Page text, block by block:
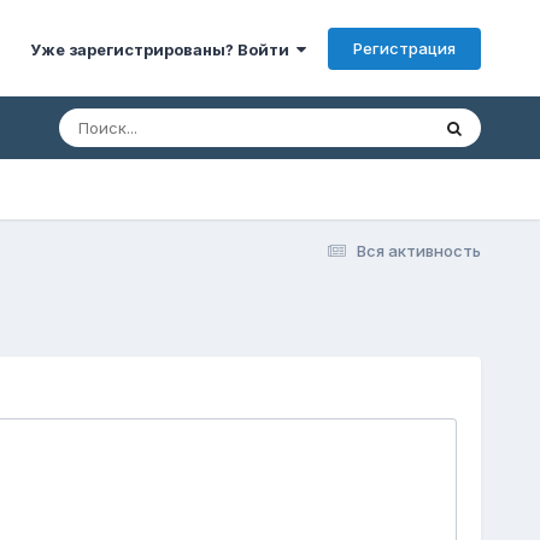
Уже зарегистрированы? Войти Регистрация
Вся активность